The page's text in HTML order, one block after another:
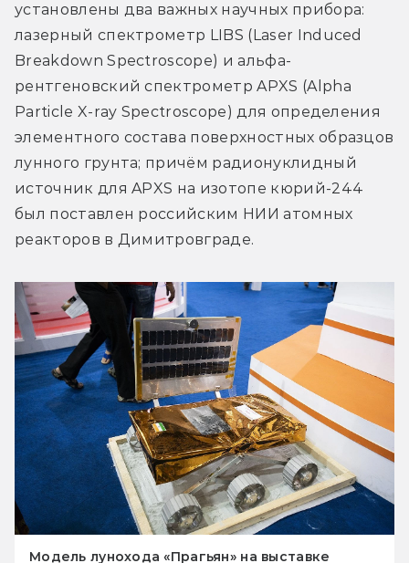
установлены два важных научных прибора:
лазерный спектрометр LIBS (Laser Induced
Breakdown Spectroscope) и альфа-
рентгеновский спектрометр APXS (Alpha
Particle X-ray Spectroscope) для определения
элементного состава поверхностных образцов
лунного грунта; причём радионуклидный
источник для APXS на изотопе кюрий-244
был поставлен российским НИИ атомных
реакторов в Димитровграде.
Модель лунохода «Прагьян» на выставке